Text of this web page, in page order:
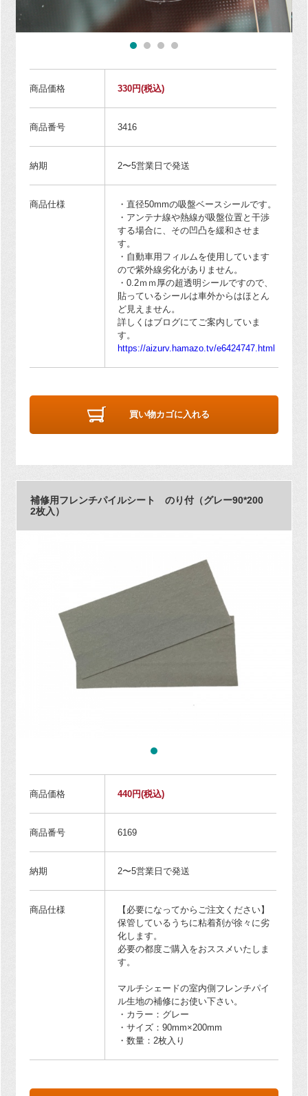
商品価格 330円(税込)
商品番号 3416
納期 2〜5営業日で発送
商品仕様
・直径50mmの吸盤ベースシールです。
・アンテナ線や熱線が吸盤位置と干渉
する場合に、その凹凸を緩和させま
す。
・自動車用フィルムを使用しています
ので紫外線劣化がありません。
・0.2ｍｍ厚の超透明シールですので、
貼っているシールは車外からはほとん
ど見えません。
詳しくはブログにてご案内していま
す。
https://aizurv.hamazo.tv/e6424747.html
買い物カゴに入れる
補修用フレンチパイルシート のり付（グレー90*200
2枚入）
商品価格 440円(税込)
商品番号 6169
納期 2〜5営業日で発送
商品仕様
【必要になってからご注文ください】
保管しているうちに粘着剤が徐々に劣
化します。
必要の都度ご購入をおススメいたしま
す。
マルチシェードの室内側フレンチパイ
ル生地の補修にお使い下さい。
・カラー：グレー
・サイズ：90mm×200mm
・数量：2枚入り